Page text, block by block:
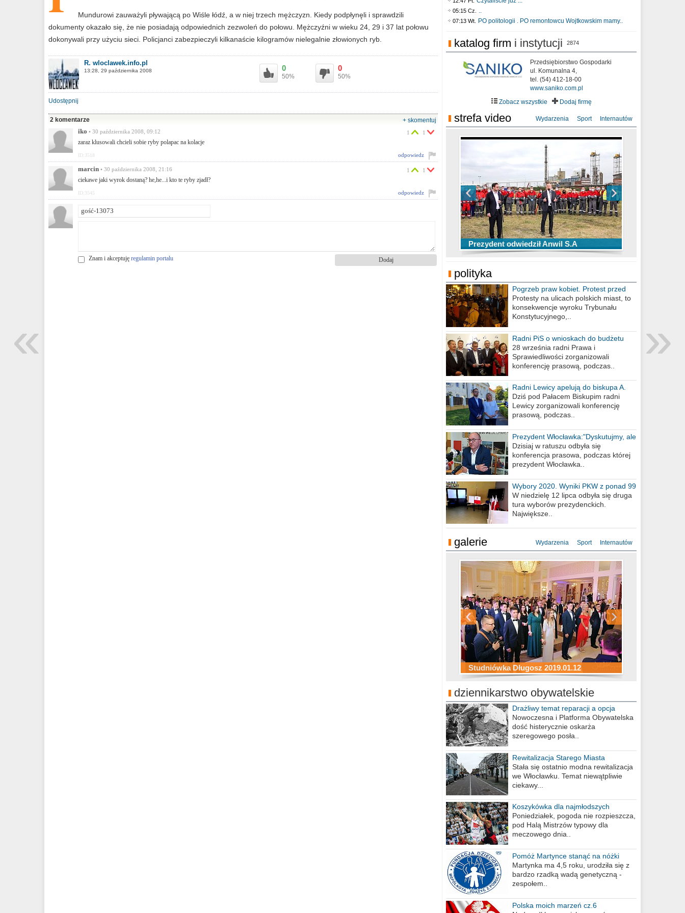
Mundurowi zauważyli pływającą po Wiśle łódź, a w niej trzech mężczyzn. Kiedy podpłynęli i sprawdzili
dokumenty okazało się, że nie posiadają odpowiednich zezwoleń do połowu. Mężczyźni w wieku 24, 29 i 37 lat połowu
dokonywali przy użyciu sieci. Policjanci zabezpieczyli kilkanaście kilogramów nielegalnie złowionych ryb.
R. wloclawek.info.pl
13:28, 29 października 2008 0
50%
0
50%
Udostępnij
2 komentarze
+ skomentuj
iko • 30 października 2008, 09:12
zaraz klusowali chcieli sobie ryby polapac na kolacje
1 1
odpowiedz
ID:3518
marcin • 30 października 2008, 21:16
ciekawe jaki wyrok dostaną? he,he...i kto te ryby zjadł?
1 1
odpowiedz
ID:3545
Znam i akceptuję regulamin portalu
05:15 Cz. ..
07:13 Wt. PO politologii . PO remontowcu Wojtkowskim mamy..
katalog firm i instytucji 2874
Przedsiębiorstwo Gospodarki
ul. Komunalna 4,
tel. (54) 412-18-00
www.saniko.com.pl
Zobacz wszystkie
Dodaj firmę
strefa video Wydarzenia Sport Internautów
Prezydent odwiedził Anwil S.A
TOP 10 przechwytów Anwilu Włocławek
w EBL w sezonie 2019/2020
TOP 5 rzutów Anwilu Włocławek w BCL
w sezonie 2019/2020
Ni To Ponk - W oczach mamy strach
sixf33t .Last Year DRONE FOOTAGE
Włocławek
XXIII Sesja Rady Miasta Włocławek VIII
kadencji w dniu 09.06.2020 r.
polityka
Pogrzeb praw kobiet. Protest przed
biurem poselskim PiS
Protesty na ulicach polskich miast, to
konsekwencje wyroku Trybunału
Konstytucyjnego,..
Radni PiS o wnioskach do budżetu
miasta na 2021 rok
28 września radni Prawa i
Sprawiedliwości zorganizowali
konferencję prasową, podczas..
Radni Lewicy apelują do biskupa A.
Wiesława Meringa
Dziś pod Pałacem Biskupim radni
Lewicy zorganizowali konferencję
prasową, podczas..
Prezydent Włocławka:"Dyskutujmy, ale
nie obrażajmy się”
Dzisiaj w ratuszu odbyła się
konferencja prasowa, podczas której
prezydent Włocławka..
Wybory 2020. Wyniki PKW z ponad 99
procent obwodów
W niedzielę 12 lipca odbyła się druga
tura wyborów prezydenckich.
Największe..
galerie Wydarzenia Sport Internautów
Studniówka Długosz 2019.01.12
ZS Budowlanych 2019.01.12
Studniówka LZK 2019.01.11
Studniówka Kopernik 2019.01.11
Studniówka LMK 2019.01.05
Studniówka ZS Ekonomicznych
2019.01.05
dziennikarstwo obywatelskie
Drażliwy temat reparacji a opcja
berlińska
Nowoczesna i Platforma Obywatelska
dość histerycznie oskarża
szeregowego posła..
Rewitalizacja Starego Miasta
Stała się ostatnio modna rewitalizacja
we Włocławku. Temat niewątpliwie
ciekawy...
Koszykówka dla najmłodszych
Poniedziałek, pogoda nie rozpieszcza,
pod Halą Mistrzów typowy dla
meczowego dnia..
Pomóż Martynce stanąć na nóżki
Martynka ma 4,5 roku, urodziła się z
bardzo rzadką wadą genetyczną -
zespołem..
Polska moich marzeń cz.6
»
«